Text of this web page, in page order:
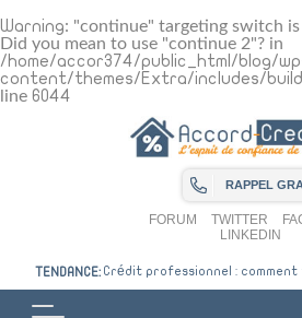
Warning: "continue" targeting switch
Did you mean to use "continue 2"? in
/home/accor374/public_html/blog/
content/themes/Extra/includes/
line 6044
RAPPEL
FORUM TWITTER
LINKEDIN
TENDANCE: Crédit professionnel : comment